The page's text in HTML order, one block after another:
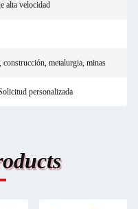
alta velocidad
construcción, metalurgia, minas
personalizada